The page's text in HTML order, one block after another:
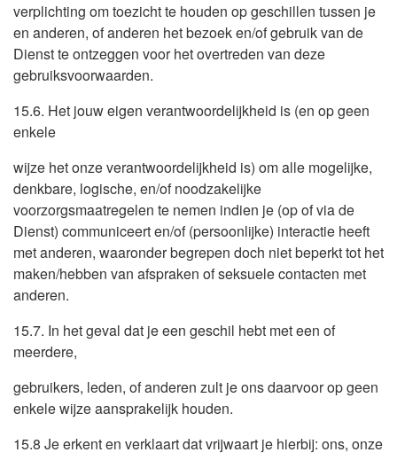
verplichting om toezicht te houden op geschillen tussen je
en anderen, of anderen het bezoek en/of gebruik van de
Dienst te ontzeggen voor het overtreden van deze
gebruiksvoorwaarden.
15.6. Het jouw eigen verantwoordelijkheid is (en op geen
enkele
wijze het onze verantwoordelijkheid is) om alle mogelijke,
denkbare, logische, en/of noodzakelijke
voorzorgsmaatregelen te nemen indien je (op of via de
Dienst) communiceert en/of (persoonlijke) interactie heeft
met anderen, waaronder begrepen doch niet beperkt tot het
maken/hebben van afspraken of seksuele contacten met
anderen.
15.7. In het geval dat je een geschil hebt met een of
meerdere,
gebruikers, leden, of anderen zult je ons daarvoor op geen
enkele wijze aansprakelijk houden.
15.8 Je erkent en verklaart dat vrijwaart je hierbij: ons, onze